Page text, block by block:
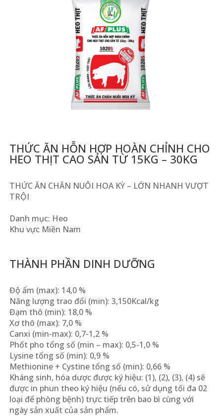
THỨC ĂN HỖN HỢP HOÀN CHỈNH CHO
HEO THỊT CAO SẢN TỪ 15KG – 30KG
THỨC ĂN CHĂN NUÔI HOA KỲ – LỚN NHANH VƯỢT
TRỘI
Danh mục: Heo
Khu vực Miền Nam
THÀNH PHẦN DINH DƯỠNG
Độ ẩm (max): 14,0 %
Năng lượng trao đổi (min): 3,150Kcal/kg
Đạm thô (min): 18,0 %
Xơ thô (max): 7,0 %
Canxi (min-max): 0,7-1,2 %
Phốt pho tổng số (min – max): 0,5-1,0 %
Lysine tổng số (min): 0,9 %
Methionine + Cystine tổng số (min): 0,66 %
Kháng sinh, hóa dược được ký hiệu: (1), (2), (3), (4) sẽ
được in phun theo ký hiệu (nếu có, sử dụng tối đa 02
loại để phòng bệnh) trực tiếp trên bao bì cùng với
ngày sản xuất của sản phẩm.